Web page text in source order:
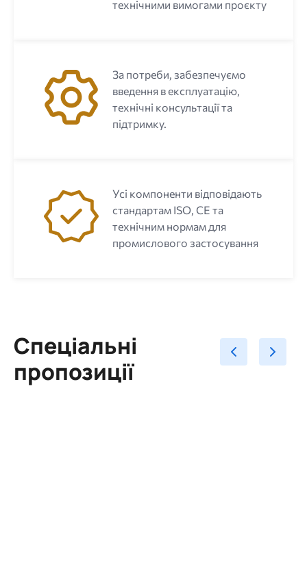
технічними вимогами проєкту
За потреби, забезпечуємо
введення в експлуатацію,
технічні консультації та
підтримку.
Усі компоненти відповідають
стандартам ISO, CE та
технічним нормам для
промислового застосування
Спеціальні
пропозиції